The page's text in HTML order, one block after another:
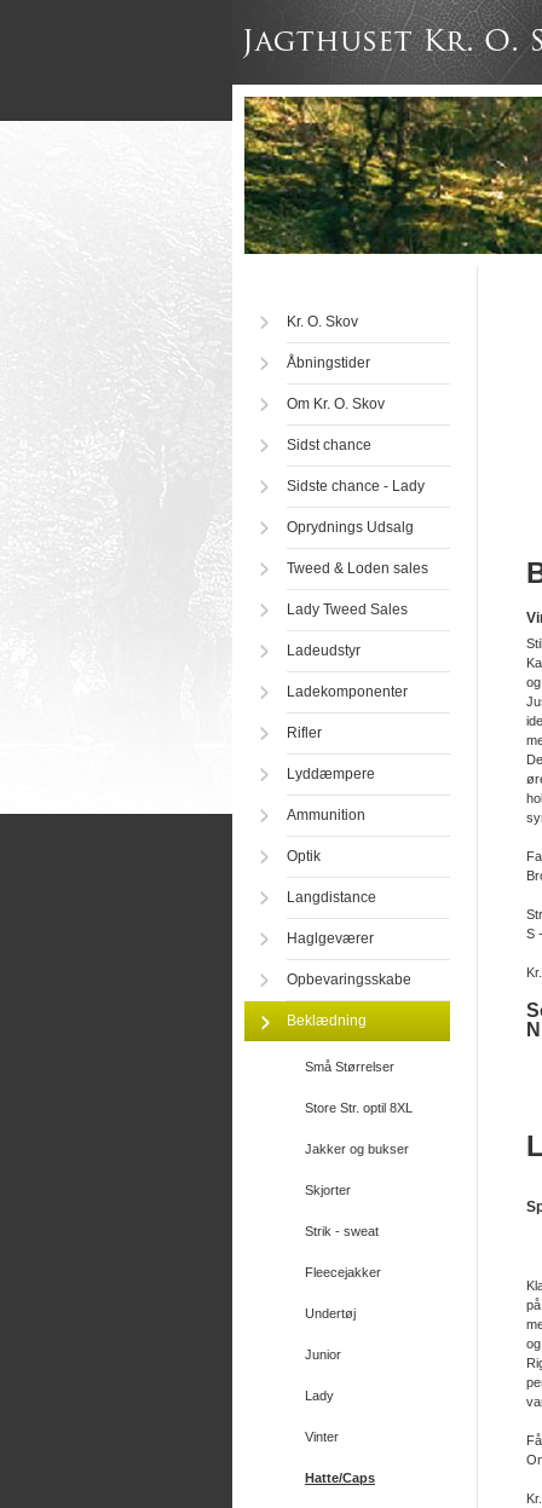
Kr. O. Skov
Åbningstider
Om Kr. O. Skov
Sidst chance
Sidste chance - Lady
Oprydnings Udsalg
Tweed & Loden sales
Lady Tweed Sales
Ladeudstyr
Ladekomponenter
Rifler
Lyddæmpere
Ammunition
Optik
Langdistance
Haglgeværer
Opbevaringsskabe
Beklædning
Små Størrelser
Store Str. optil 8XL
Jakker og bukser
Skjorter
Strik - sweat
Fleecejakker
Undertøj
Junior
Lady
Vinter
Hatte/Caps
Str.
S